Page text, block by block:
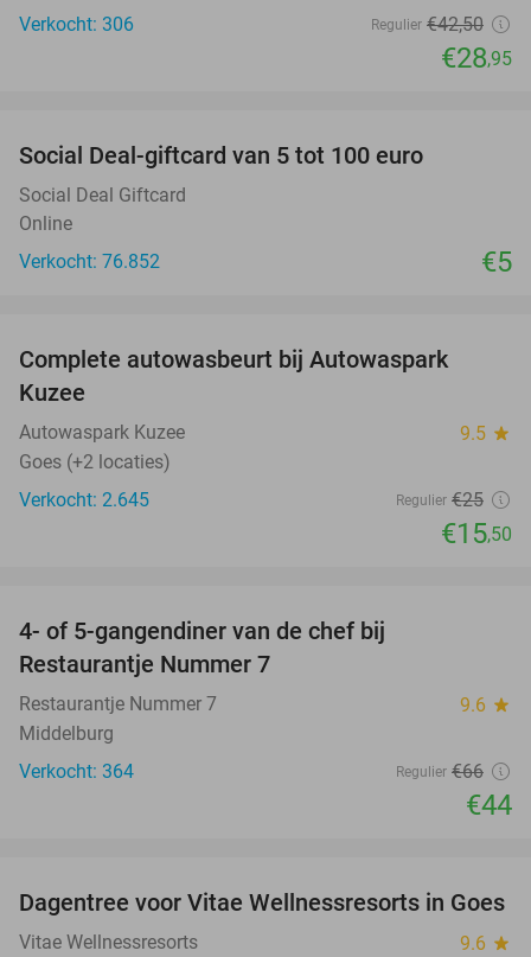
Verkocht: 306
Regulier €42,50
€28,95
Social Deal-giftcard van 5 tot 100 euro
Social Deal Giftcard
Online
Verkocht: 76.852
€5
Complete autowasbeurt bij Autowaspark
Kuzee
Autowaspark Kuzee 9.5 star
Goes (+2 locaties)
Verkocht: 2.645
Regulier €25
€15,50
4- of 5-gangendiner van de chef bij
Restaurantje Nummer 7
Restaurantje Nummer 7 9.6 star
Middelburg
Verkocht: 364
Regulier €66
€44
49%
Dagentree voor Vitae Wellnessresorts in Goes
Vitae Wellnessresorts 9.6 star